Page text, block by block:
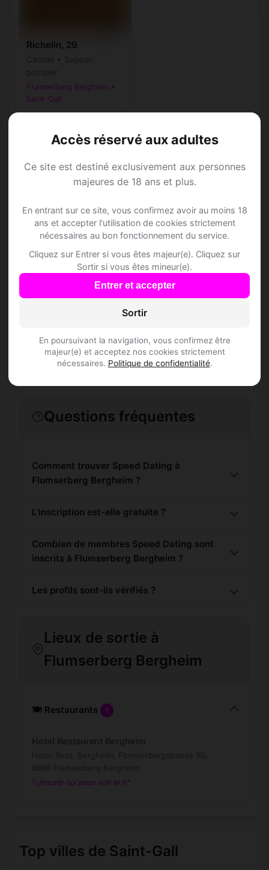
Accès réservé aux adultes
Ce site est destiné exclusivement aux personnes
majeures de 18 ans et plus.
En entrant sur ce site, vous confirmez avoir au moins 18
ans et accepter l'utilisation de cookies strictement
nécessaires au bon fonctionnement du service.
Cliquez sur Entrer si vous êtes majeur(e). Cliquez sur
Sortir si vous êtes mineur(e).
Entrer et accepter
Sortir
En poursuivant la navigation, vous confirmez être
majeur(e) et acceptez nos cookies strictement
nécessaires. Politique de confidentialité.
Richelin, 29
Flumserberg Bergheim •
Saint-Gall
Speed Dating à
Flumserberg
Bergheim
Rejoins les membres de Flumserberg
Bergheim et des alentours !
Questions fréquentes
Comment trouver Speed Dating à
Flumserberg Bergheim ?
L'inscription est-elle gratuite ?
Combien de membres Speed Dating sont
inscrits à Flumserberg Bergheim ?
Les profils sont-ils vérifiés ?
Lieux de sortie à
Flumserberg Bergheim
🍽️ Restaurants 1
Inscris-toi pour voir le n°
Top villes de Saint-Gall